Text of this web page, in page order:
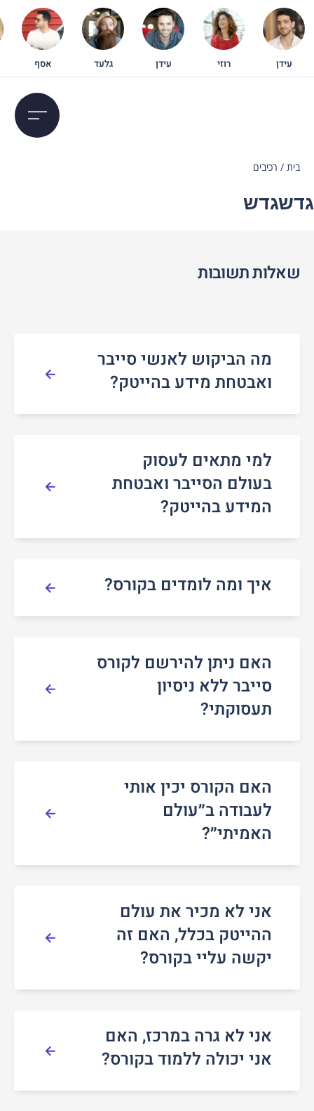
עידן רוזי עידן גלעד אסף
בית / רכיבים
גדשגדש
שאלות תשובות
מה הביקוש לאנשי סייבר
ואבטחת מידע בהייטק?
למי מתאים לעסוק
בעולם הסייבר ואבטחת
המידע בהייטק?
איך ומה לומדים בקורס?
האם ניתן להירשם לקורס
סייבר ללא ניסיון
תעסוקתי?
האם הקורס יכין אותי
לעבודה ב״עולם
האמיתי״?
אני לא מכיר את עולם
ההייטק בכלל, האם זה
יקשה עליי בקורס?
אני לא גרה במרכז, האם
אני יכולה ללמוד בקורס?